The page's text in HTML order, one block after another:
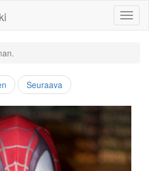
linkit
Seuraava